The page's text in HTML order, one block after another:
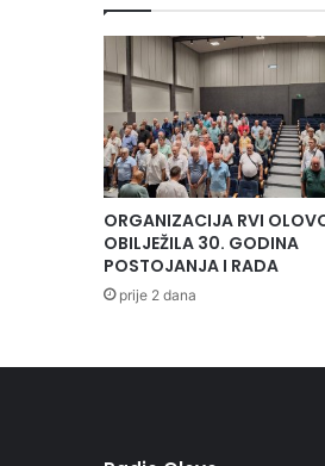
ORGANIZACIJA RVI
OBILJEŽILA 30. GODINA
POSTOJANJA I RADA
prije 2 dana